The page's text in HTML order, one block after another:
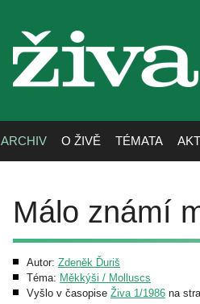
živa
ARCHIV O ŽIVĚ TÉMATA
Málo známí
Autor: Zdeněk Ďuriš
Téma: Měkkýši / Molluscs
Vyšlo v časopise Živa 1/1986 na